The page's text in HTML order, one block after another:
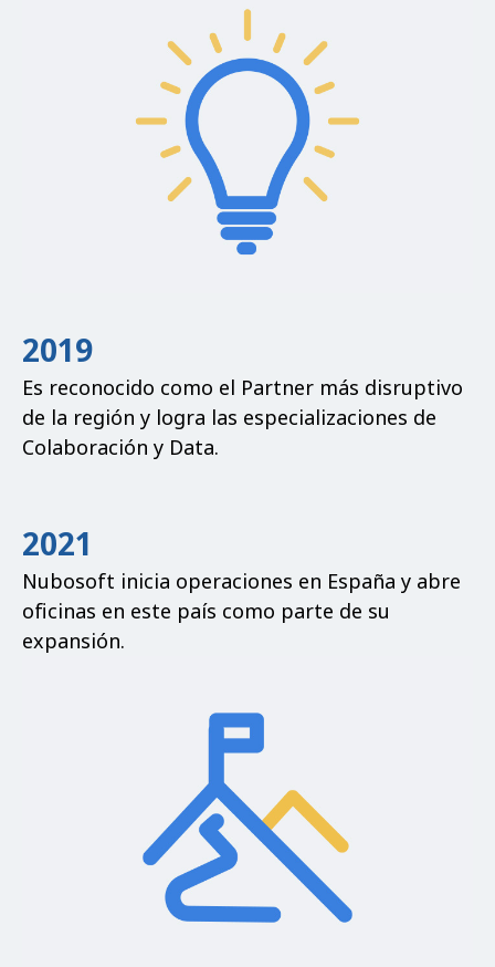
2019
Es reconocido como el Partner más disruptivo
de la región y logra las especializaciones de
Colaboración y Data.
2021
Nubosoft inicia operaciones en España y abre
oficinas en este país como parte de su
expansión.